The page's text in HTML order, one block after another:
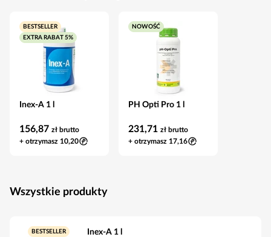
BESTSELLER
EXTRA RABAT 5%
Inex-A 1 l
156,87 zł brutto
+ otrzymasz 10,20
NOWOŚĆ
PH Opti Pro 1 l
231,71 zł brutto
+ otrzymasz 17,16
Wszystkie produkty
BESTSELLER
Inex-A 1 l